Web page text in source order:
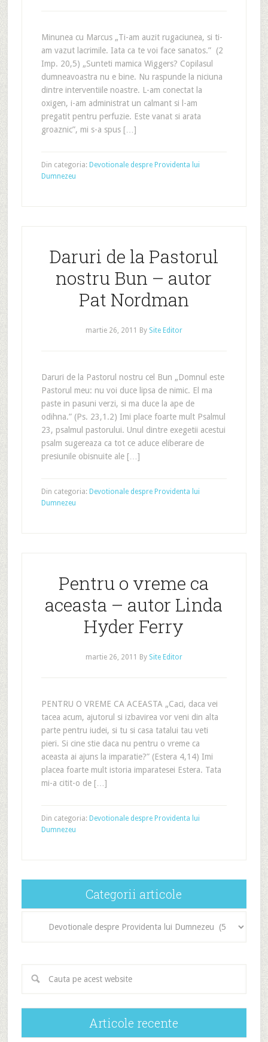
Minunea cu Marcus „Ti-am auzit rugaciunea, si ti-
am vazut lacrimile. Iata ca te voi face sanatos.” (2
Imp. 20,5) „Sunteti mamica Wiggers? Copilasul
dumneavoastra nu e bine. Nu raspunde la niciuna
dintre interventiile noastre. L-am conectat la
oxigen, i-am administrat un calmant si l-am
pregatit pentru perfuzie. Este vanat si arata
groaznic”, mi s-a spus […]
Din categoria: Devotionale despre Providenta lui
Dumnezeu
Daruri de la Pastorul
nostru Bun – autor
Pat Nordman
martie 26, 2011 By Site Editor
Daruri de la Pastorul nostru cel Bun „Domnul este
Pastorul meu: nu voi duce lipsa de nimic. El ma
paste in pasuni verzi, si ma duce la ape de
odihna.” (Ps. 23,1.2) Imi place foarte mult Psalmul
23, psalmul pastorului. Unul dintre exegetii acestui
psalm sugereaza ca tot ce aduce eliberare de
presiunile obisnuite ale […]
Din categoria: Devotionale despre Providenta lui
Dumnezeu
Pentru o vreme ca
aceasta – autor Linda
Hyder Ferry
martie 26, 2011 By Site Editor
PENTRU O VREME CA ACEASTA „Caci, daca vei
tacea acum, ajutorul si izbavirea vor veni din alta
parte pentru iudei, si tu si casa tatalui tau veti
pieri. Si cine stie daca nu pentru o vreme ca
aceasta ai ajuns la imparatie?” (Estera 4,14) Imi
placea foarte mult istoria imparatesei Estera. Tata
mi-a citit-o de […]
Din categoria: Devotionale despre Providenta lui
Dumnezeu
Categorii articole
articole
Articole recente